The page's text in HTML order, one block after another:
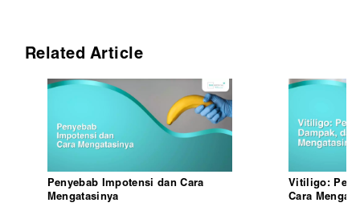
Related Article
Penyebab Impotensi dan Cara
Mengatasinya
Vitiligo:
Cara